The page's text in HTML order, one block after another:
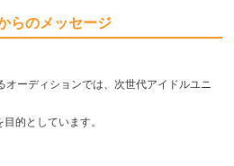
らのメッセージ
ーディションでは、次世代アイドルユニ
的としています。